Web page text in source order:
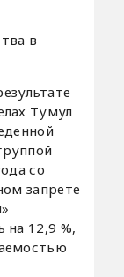
в
Тумул
со
запрете
на 12,9 %,